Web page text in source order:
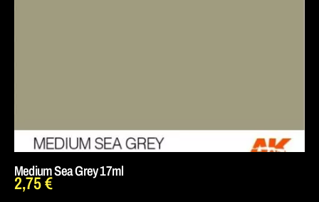
Medium Sea Grey 17ml
2,75€